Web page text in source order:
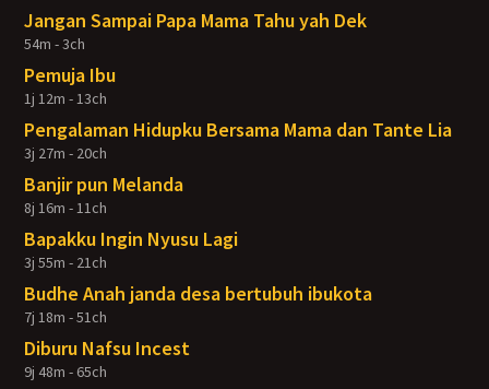
Jangan Sampai Papa Mama Tahu yah Dek
54m - 3ch
Pemuja Ibu
1j 12m - 13ch
Pengalaman Hidupku Bersama Mama dan Tante Lia
3j 27m - 20ch
Banjir pun Melanda
8j 16m - 11ch
Bapakku Ingin Nyusu Lagi
3j 55m - 21ch
Budhe Anah janda desa bertubuh ibukota
7j 18m - 51ch
Diburu Nafsu Incest
9j 48m - 65ch